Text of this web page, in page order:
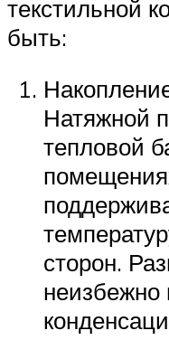
текстильной
быть:
Натяжной
тепловой
сторон.